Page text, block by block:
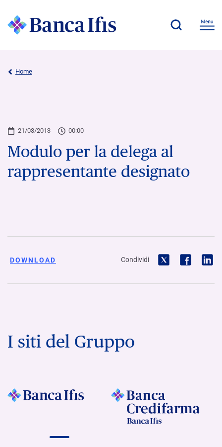
Home
21/03/2013 00:00
Modulo per la delega al
rappresentante designato
DOWNLOAD Condividi
I siti del Gruppo